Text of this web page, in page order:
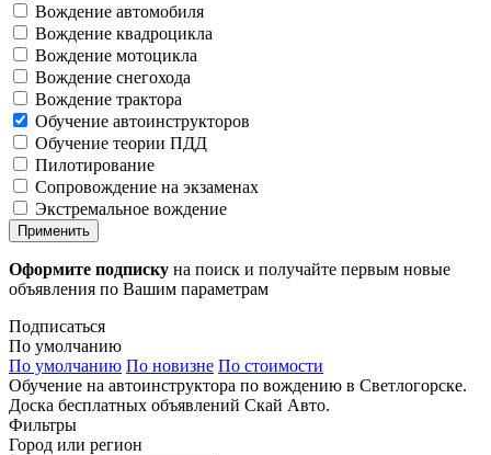
Вождение автомобиля
Вождение квадроцикла
Вождение мотоцикла
Вождение снегохода
Вождение трактора
Обучение автоинструкторов
Обучение теории ПДД
Пилотирование
Сопровождение на экзаменах
Экстремальное вождение
Применить
Оформите подписку на поиск и получайте первым новые
объявления по Вашим параметрам
Подписаться
По умолчанию
По умолчанию По новизне По стоимости
Обучение на автоинструктора по вождению в Светлогорске.
Доска бесплатных объявлений Скай Авто.
Фильтры
Город или регион